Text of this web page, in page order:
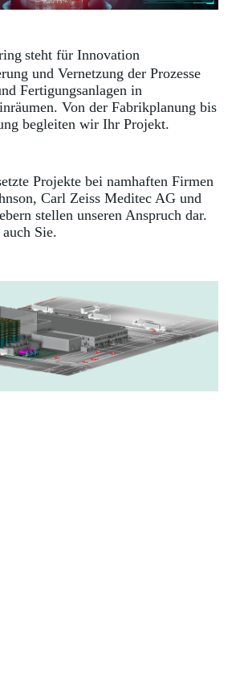
steht für Innovation
und Vernetzung der Prozesse
Fertigungsanlagen in
Von der Fabrikplanung bis
begleiten wir Ihr Projekt.
Projekte bei namhaften Firmen
Carl Zeiss Meditec AGund
stellen unseren Anspruch dar.
Sie.